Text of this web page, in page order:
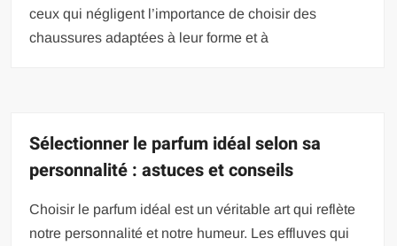
ceux qui négligent l’importance de choisir des
chaussures adaptées à leur forme et à
Sélectionner le parfum idéal selon sa
personnalité : astuces et conseils
Choisir le parfum idéal est un véritable art qui reflète
notre personnalité et notre humeur. Les effluves qui